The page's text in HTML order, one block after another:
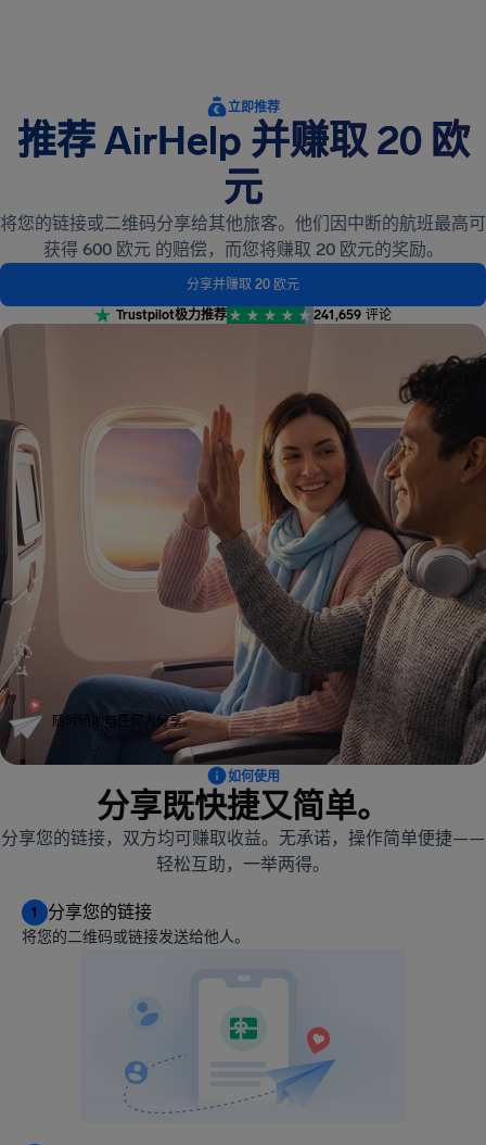
立即推荐
推荐 AirHelp 并赚取 20 欧
元
将您的链接或二维码分享给其他旅客。他们因中断的航班最高可
获得 600 欧元 的赔偿，而您将赚取 20 欧元的奖励。
分享并赚取 20 欧元
Trustpilot极力推荐 241,659 评论
随时随地与任何人分享。
如何使用
分享既快捷又简单。
分享您的链接，双方均可赚取收益。无承诺，操作简单便捷——
轻松互助，一举两得。
1 分享您的链接
将您的二维码或链接发送给他人。